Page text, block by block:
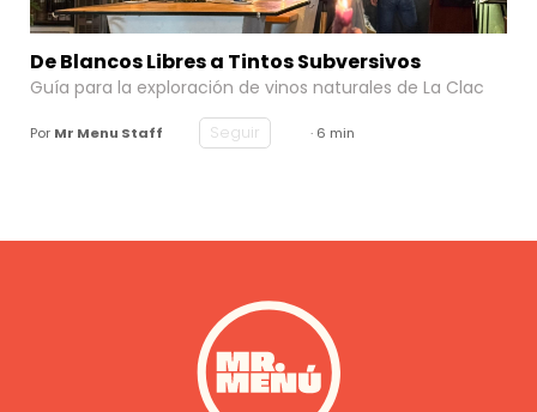
De Blancos Libres a Tintos Subversivos
Guía para la exploración de vinos naturales de La Clac
Por Mr Menu Staff Seguir · 6 min